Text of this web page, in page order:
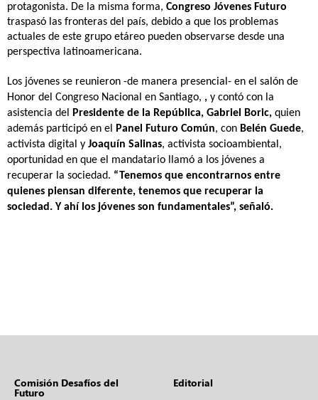
protagonista. De la misma forma, Congreso Jóvenes Futuro
traspasó las fronteras del país, debido a que los problemas
actuales de este grupo etáreo pueden observarse desde una
perspectiva latinoamericana.
Los jóvenes se reunieron -de manera presencial- en el salón de
Honor del Congreso Nacional en Santiago, , y contó con la
asistencia del
Presidente de la República, Gabriel Boric, quien
además participó en el
Panel Futuro Común, con Belén Guede,
activista digital y Joaquín Salinas, activista socioambiental,
oportunidad en que el mandatario llamó a los jóvenes a
recuperar la sociedad. “Tenemos que encontrarnos entre
quienes piensan diferente, tenemos que recuperar la
sociedad. Y ahí los jóvenes son fundamentales”, señaló.
Comisión Desafíos del
Futuro
Editorial